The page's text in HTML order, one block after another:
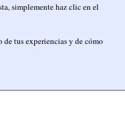
simplemente haz clic en el
de tus experiencias y de cómo